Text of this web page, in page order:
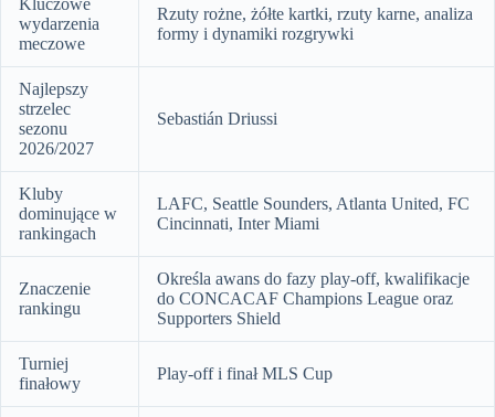
wydarzenia
meczowe
Rzuty rożne, żółte kartki, rzuty karne, analiza
formy i dynamiki rozgrywki
Najlepszy
strzelec
sezonu
2026/2027
Sebastián Driussi
Kluby
dominujące w
rankingach
LAFC, Seattle Sounders, Atlanta United, FC
Cincinnati, Inter Miami
Znaczenie
rankingu
Określa awans do fazy play-off, kwalifikacje
do CONCACAF Champions League oraz
Supporters Shield
Turniej
finałowy
Play-off i finał MLS Cup